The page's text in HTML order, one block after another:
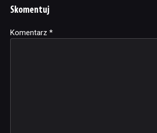
Skomentuj
Komentarz *
Alternative: